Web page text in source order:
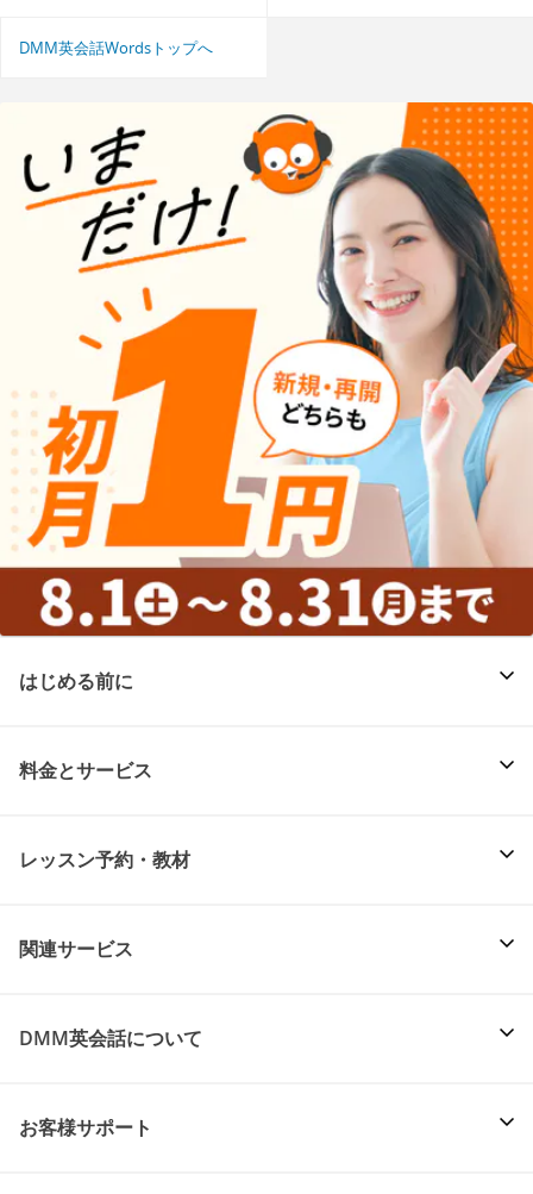
DMM英会話Wordsトップへ
はじめる前に
料金とサービス
レッスン予約・教材
関連サービス
DMM英会話について
お客様サポート